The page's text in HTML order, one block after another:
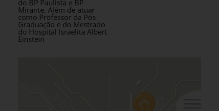
do BP Paulista e BP
Mirante. Além de atuar
como Professor da Pós
Graduação e do Mestrado
do Hospital Israelita Albert
Einstein